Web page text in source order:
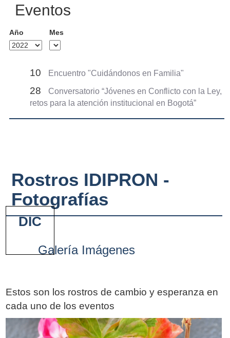
Eventos
Año Mes
10 Encuentro "Cuidándonos en Familia"
28
Conversatorio “Jóvenes en Conflicto con la Ley,
retos para la atención institucional en Bogotá”
Rostros IDIPRON -
Fotografías
Galería Imágenes
Estos son los rostros de cambio y esperanza en
cada uno de los eventos
DIC